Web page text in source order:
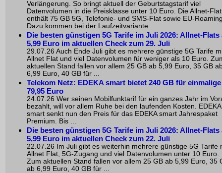
Verlängerung. So bringt aktuell der Geburtstagstarif viel
Datenvolumen in die Preisklasse unter 10 Euro. Die Allnet-Flat
enthält 75 GB 5G, Telefonie- und SMS-Flat sowie EU-
Dazu kommen bei der Laufzeitvariante ...
Die besten günstigen 5G Tarife im Juli 2026: Allnet-Flats
5,99 Euro im aktuellen Check zum 29. Juli
29.07.26 Auch Ende Juli gibt es mehrere günstige 5G Tarife
Allnet Flat und viel Datenvolumen für weniger als 10 Euro.
aktuellen Stand fallen vor allem 25 GB ab 5,99 Euro, 35 GB
6,99 Euro, 40 GB für ...
Telekom Netz: EDEKA smart bietet 240 GB für einmalige
79,95 Euro
24.07.26 Wer seinen Mobilfunktarif für ein ganzes Jahr im
bezahlt, will vor allem Ruhe bei den laufenden Kosten. EDEKA
smart senkt nun den Preis für das EDEKA smart Jahrespaket
Premium. Bis ...
Die besten günstigen 5G Tarife im Juli 2026: Allnet-Flats
5,99 Euro im aktuellen Check zum 22. Juli
22.07.26 Im Juli gibt es weiterhin mehrere günstige 5G Tarife
Allnet Flat, 5G-Zugang und viel Datenvolumen unter 10 Euro.
Zum aktuellen Stand fallen vor allem 25 GB ab 5,99 Euro, 35
ab 6,99 Euro, 40 GB für ...